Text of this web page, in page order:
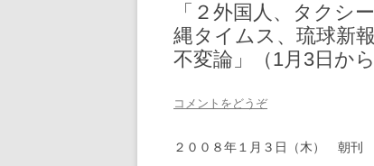
「２外国人、タクシ
縄タイムス、琉球新
不変論」（1月3日から
コメントをどうぞ
２００８年１月３日（木） 朝刊